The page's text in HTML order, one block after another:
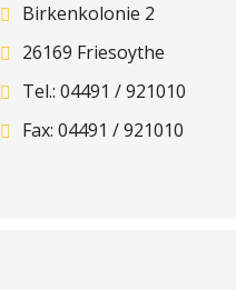
Birkenkolonie 2
26169 Friesoythe
Tel.: 04491 / 921010
Fax: 04491 / 921010